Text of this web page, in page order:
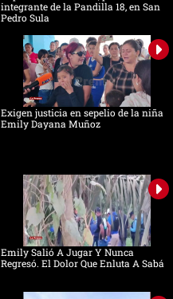
integrante de la Pandilla 18, en San
Pedro Sula
Exigen justicia en sepelio de la niña
Emily Dayana Muñoz
Emily Salió A Jugar Y Nunca
Regresó. El Dolor Que Enluta A Sabá